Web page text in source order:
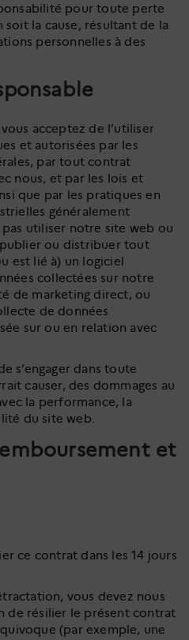
pour toute perte
soit la cause, résultant de la
personnelles à des
acceptez de l’utiliser
et autorisées par les
par tout contrat
nous, et par les lois et
que par les pratiques en
généralement
utiliser notre site web ou
ou distribuer tout
est lié à) un logiciel
collectées sur notre
de marketing direct, ou
de données
sur ou en relation avec
s’engager dans toute
causer, des dommages au
la performance, la
du site web.
et
ce contrat dans les 14 jours
vous devez nous
de résilier le présent contrat
(par exemple, une